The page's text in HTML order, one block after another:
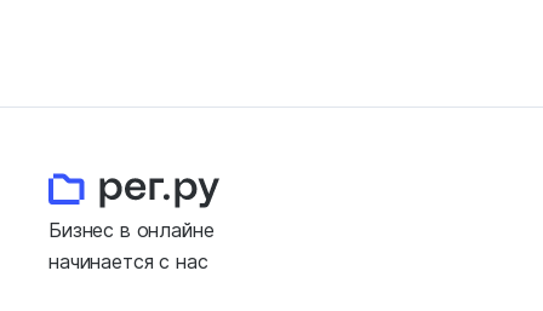
Бизнес в онлайне
начинается с нас